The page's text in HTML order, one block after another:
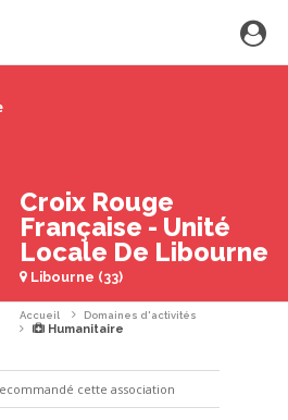
Croix Rouge
Française - Unité
Locale De Libourne
Libourne (33)
Accueil Domaines d'activités
Humanitaire
cette association